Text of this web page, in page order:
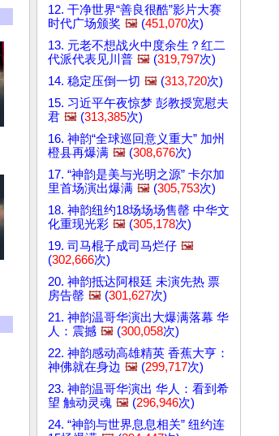
12. 干净世界“善良很酷”影片大赛
时代广场颁奖 🖼️ (451,070次)
13. 元老不想战火中度余生？红二
代派代表见川普 🖼️ (319,797次)
14. 稳定压倒一切 🖼️ (313,720次)
15. 习近平午夜惊梦 彭教授宽慰夫
君 🖼️ (313,385次)
16. 神韵“全球巡回意义重大” 加州
橙县再爆满 🖼️ (308,676次)
17. “神韵是美与光明之源” 卡尔加
里首场演出爆满 🖼️ (305,753次)
18. 神韵纽约18场场场售罄 中华文
化重现光彩 🖼️ (305,178次)
19. 司马棍子成司马烂仔 🖼️
(302,666次)
20. 神韵抵达阿根廷 未演先热 票
房告罄 🖼️ (301,627次)
21. 神韵温哥华演出大爆满落幕 华
人：震撼 🖼️ (300,058次)
22. 神韵感动高雄精英 香蕉大亨：
神佛就在身边 🖼️ (299,717次)
23. 神韵温哥华演出 华人：看到希
望 触动灵魂 🖼️ (296,946次)
24. “神韵与世界息息相关” 纽约连